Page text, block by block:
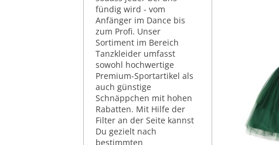
fündig wird - vom
Anfänger im Dance bis
zum Profi. Unser
Sortiment im Bereich
Tanzkleider umfasst
sowohl hochwertige
Premium-Sportartikel als
auch günstige
Schnäppchen mit hohen
Rabatten. Mit Hilfe der
Filter an der Seite kannst
Du gezielt nach
bestimmten